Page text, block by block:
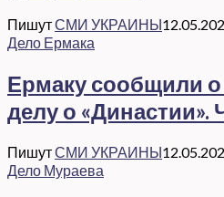
ПишутСМИ УКРАИНЫ
Дело Ермака
Ермаку сообщили
делу о «Династии».
ПишутСМИ УКРАИНЫ
Дело Мураева